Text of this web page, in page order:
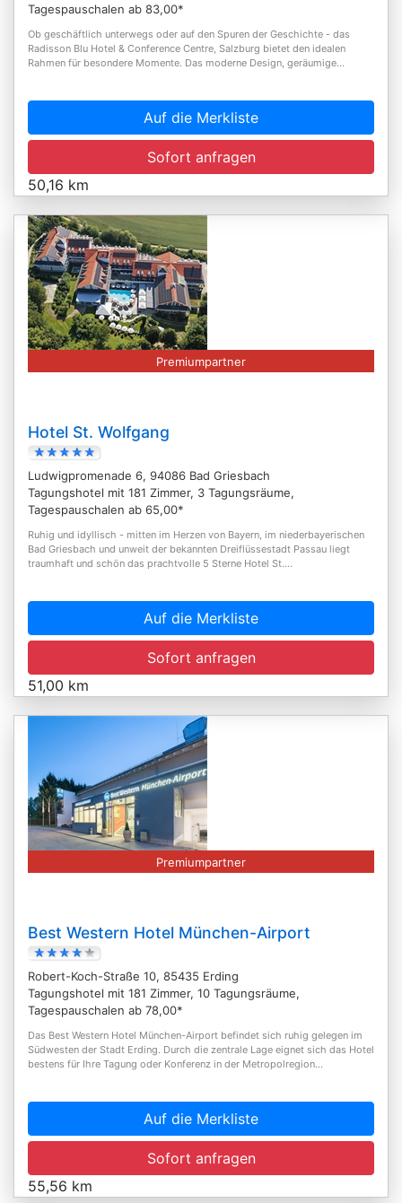
Tagespauschalen ab 83,00*
Ob geschäftlich unterwegs oder auf den Spuren der Geschichte - das
Radisson Blu Hotel & Conference Centre, Salzburg bietet den idealen
Rahmen für besondere Momente. Das moderne Design, geräumige...
Auf die Merkliste
Sofort anfragen
50,16 km
Premiumpartner
Hotel St. Wolfgang
Ludwigpromenade 6, 94086 Bad Griesbach
Tagungshotel mit 181 Zimmer, 3 Tagungsräume,
Tagespauschalen ab 65,00*
Ruhig und idyllisch - mitten im Herzen von Bayern, im niederbayerischen
Bad Griesbach und unweit der bekannten Dreiflüssestadt Passau liegt
traumhaft und schön das prachtvolle 5 Sterne Hotel St....
Auf die Merkliste
Sofort anfragen
51,00 km
Premiumpartner
Best Western Hotel München-Airport
Robert-Koch-Straße 10, 85435 Erding
Tagungshotel mit 181 Zimmer, 10 Tagungsräume,
Tagespauschalen ab 78,00*
Das Best Western Hotel München-Airport befindet sich ruhig gelegen im
Südwesten der Stadt Erding. Durch die zentrale Lage eignet sich das Hotel
bestens für Ihre Tagung oder Konferenz in der Metropolregion...
Auf die Merkliste
Sofort anfragen
55,56 km